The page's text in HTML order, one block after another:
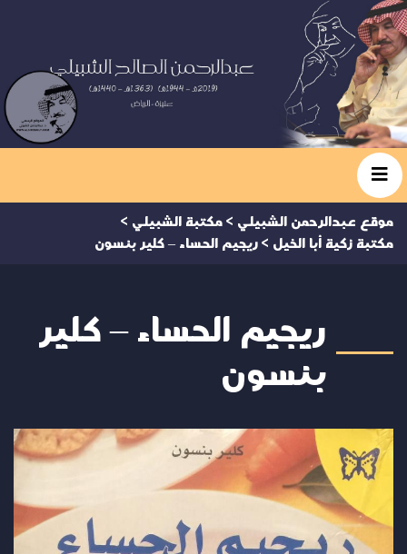
موقع عبدالرحمن الشبيلي > مكتبة الشبيلي >
مكتبة زكية أبا الخيل > ريجيم الحساء – كلير بنسون
ريجيم الحساء – كلير
بنسون